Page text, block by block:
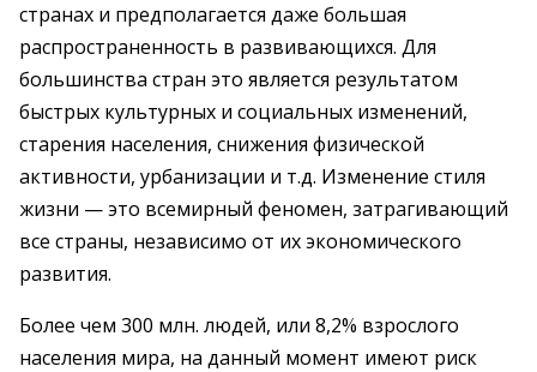
странах и предполагается даже большая
распространенность в развивающихся. Для
большинства стран это является результатом
быстрых культурных и социальных изменений,
старения населения, снижения физической
активности, урбанизации и т.д. Изменение стиля
жизни — это всемирный феномен, затрагивающий
все страны, независимо от их экономического
развития.
Более чем 300 млн. людей, или 8,2% взрослого
населения мира, на данный момент имеют риск